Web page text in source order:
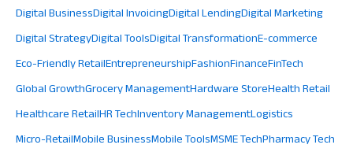
Digital BusinessDigital InvoicingDigital LendingDigital Marketing
Digital StrategyDigital ToolsDigital TransformationE-commerce
Eco-Friendly RetailEntrepreneurshipFashionFinanceFinTech
Global GrowthGrocery ManagementHardware StoreHealth Retail
Healthcare RetailHR TechInventory ManagementLogistics
Micro-RetailMobile BusinessMobile ToolsMSME TechPharmacy Tech